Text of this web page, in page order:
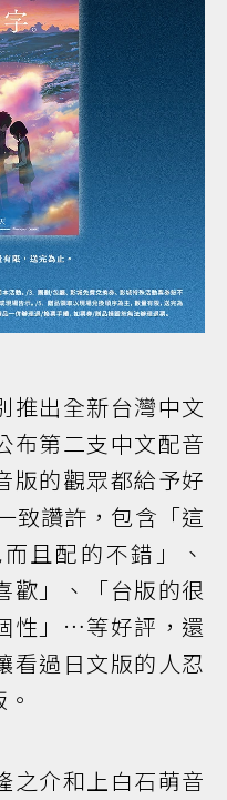
推出全新台灣中文
布第二支中文配音
版的觀眾都給予好
致讚許，包含「這
且配的不錯」、
歡」、「台版的很
性」…等好評，還
看過日文版的人忍
之介和上白石萌音